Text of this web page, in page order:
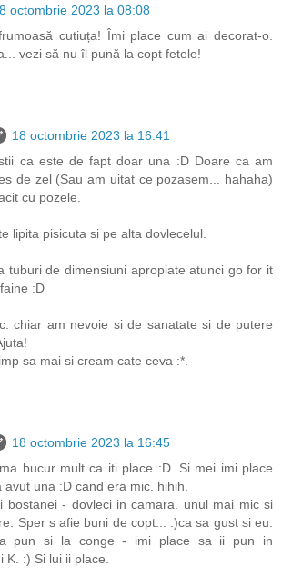
octombrie 2023 la 08:08
cutiuța! Îmi place cum ai decorat-o.
vezi să nu îl pună la copt fetele!
18 octombrie 2023 la 16:41
ca este de fapt doar una :D Doare ca am
de zel (Sau am uitat ce pozasem... hahaha)
cu pozele.
lipita pisicuta si pe alta dovlecelul.
tuburi de dimensiuni apropiate atunci go for it
:D
chiar am nevoie si de sanatate si de putere
sa mai si cream cate ceva :*.
18 octombrie 2023 la 16:45
ma bucur mult ca iti place :D. Si mei imi place
avut una :D cand era mic. hihih.
bostanei - dovleci in camara. unul mai mic si
Sper s afie buni de copt... :)ca sa gust si eu.
pun si la conge - imi place sa ii pun in
K. :) Si lui ii place.